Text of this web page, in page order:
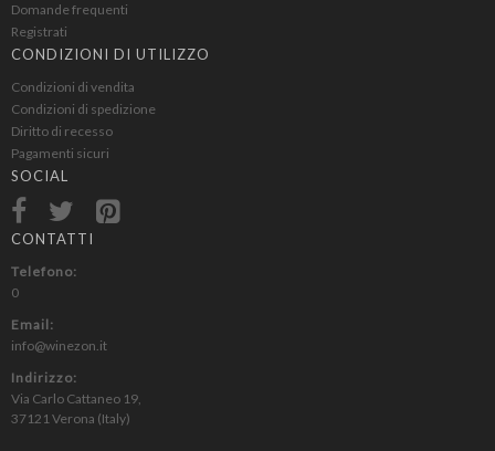
Domande frequenti
Registrati
CONDIZIONI DI UTILIZZO
Condizioni di vendita
Condizioni di spedizione
Diritto di recesso
Pagamenti sicuri
SOCIAL
CONTATTI
Telefono:
0
Email:
info@winezon.it
Indirizzo:
Via Carlo Cattaneo 19,
37121 Verona (Italy)